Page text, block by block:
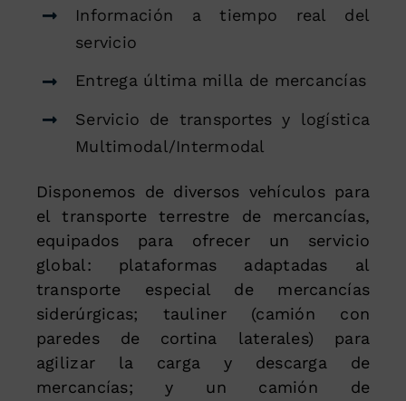
Información a tiempo real del
servicio
Entrega última milla de mercancías
Servicio de transportes y logística
Multimodal/Intermodal
Disponemos de diversos vehículos para
el transporte terrestre de mercancías,
equipados para ofrecer un servicio
global: plataformas adaptadas al
transporte especial de mercancías
siderúrgicas; tauliner (camión con
paredes de cortina laterales) para
agilizar la carga y descarga de
mercancías; y un camión de